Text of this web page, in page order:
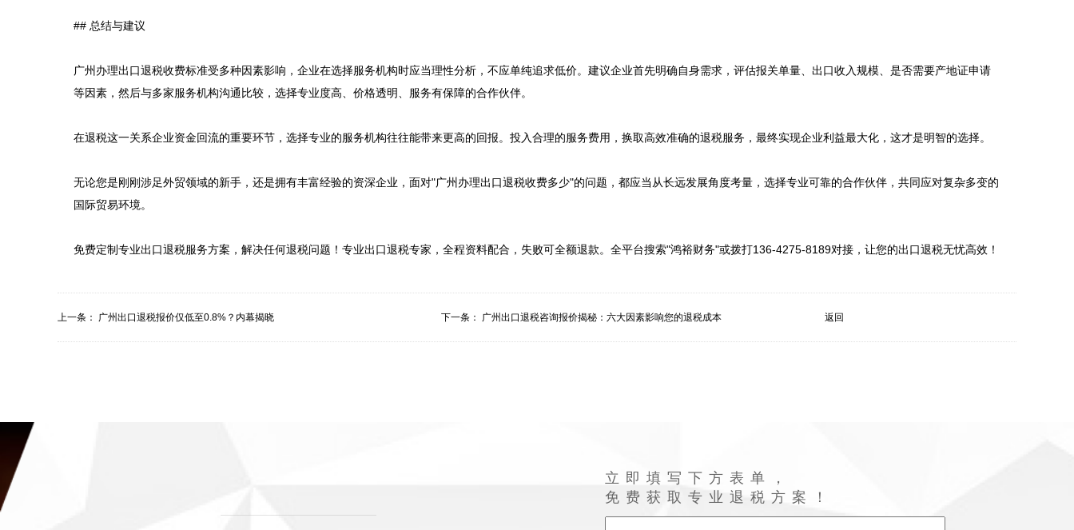
## 总结与建议
广州办理出口退税收费标准受多种因素影响，企业在选择服务机构时应当理性分析，不应单纯追求低价。建议企业首先明确自身需求，评估报关单量、出口收入规模、是否需要产地证申请
等因素，然后与多家服务机构沟通比较，选择专业度高、价格透明、服务有保障的合作伙伴。
在退税这一关系企业资金回流的重要环节，选择专业的服务机构往往能带来更高的回报。投入合理的服务费用，换取高效准确的退税服务，最终实现企业利益最大化，这才是明智的选择。
无论您是刚刚涉足外贸领域的新手，还是拥有丰富经验的资深企业，面对"广州办理出口退税收费多少"的问题，都应当从长远发展角度考量，选择专业可靠的合作伙伴，共同应对复杂多变的
国际贸易环境。
上一条： 广州出口退税报价仅低至0.8%？内幕揭晓 下一条： 广州出口退税咨询报价揭秘：六大因素影响您的退税成本 返回
立即填写下方表单，
免费获取专业退税方案！